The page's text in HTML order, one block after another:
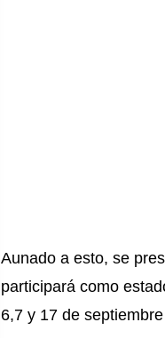
Aunado a esto, se
participará como
6,7 y 17 de